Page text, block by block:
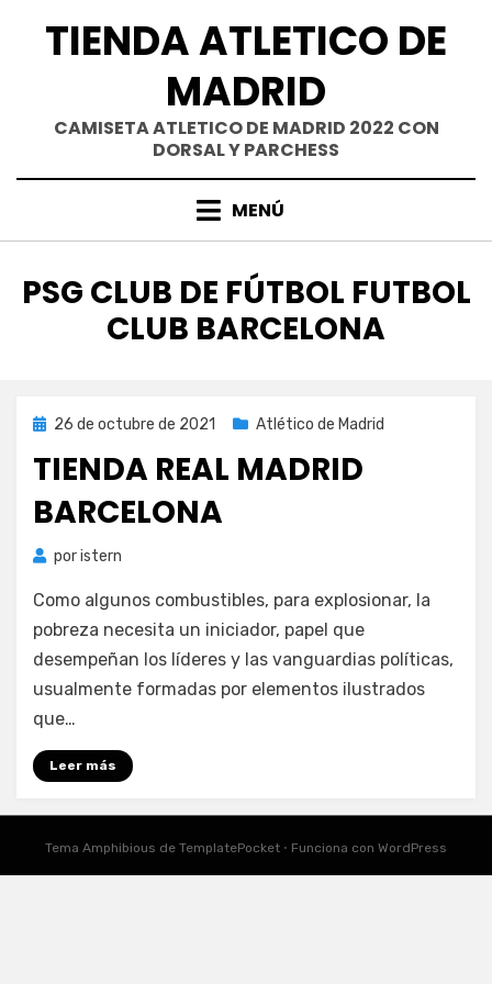
TIENDA ATLETICO DE
MADRID
CAMISETA ATLETICO DE MADRID 2022 CON
DORSAL Y PARCHESS
MENÚ
ETIQUETA
:
PSG CLUB DE FÚTBOL FUTBOL
CLUB BARCELONA
Publicada
26 de octubre de 2021 Atlético de Madrid
TIENDA REAL MADRID
BARCELONA
poristern
Como algunos combustibles, para explosionar, la
pobreza necesita un iniciador, papel que
desempeñan los líderes y las vanguardias políticas,
usualmente formadas por elementos ilustrados
que…
Leer más
Tema Amphibious de TemplatePocket ⋅ Funciona con WordPress